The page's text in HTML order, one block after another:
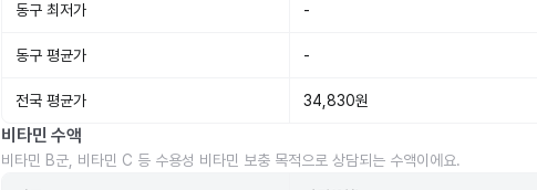
동구 최저가 -
동구 평균가 -
전국 평균가 34,830원
비타민 수액
비타민 B군, 비타민 C 등 수용성 비타민 보충 목적으로 상담되는 수액이에요.